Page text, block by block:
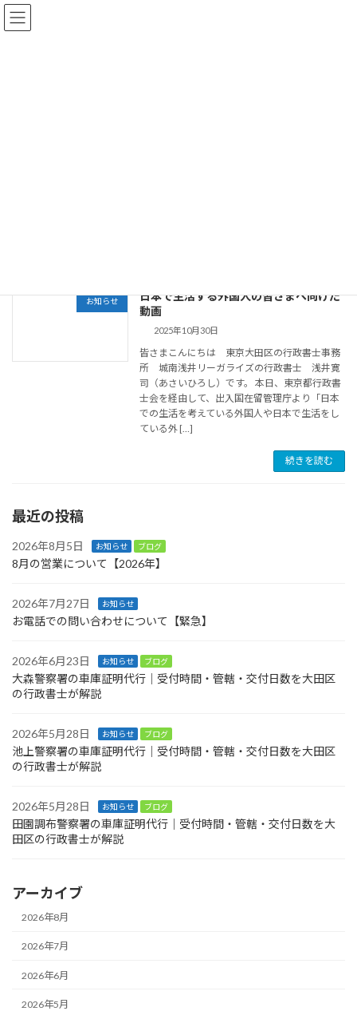
コ
ン
ナ
ビ
お知らせ
日本で生活する外国人の皆さまへ向けた
動画
2025年10月30日
皆さまこんにちは 東京大田区の行政書士事務
所 城南浅井リーガライズの行政書士 浅井寛
司（あさいひろし）です。 本日、東京都行政書
士会を経由して、出入国在留管理庁より「日本
での生活を考えている外国人や日本で生活をし
ている外 […]
続きを読む
最近の投稿
2026年8月5日 お知らせ ブログ
8月の営業について【2026年】
2026年7月27日 お知らせ
お電話での問い合わせについて【緊急】
2026年6月23日 お知らせ ブログ
大森警察署の車庫証明代行｜受付時間・管轄・交付日数を大田区
の行政書士が解説
2026年5月28日 お知らせ ブログ
池上警察署の車庫証明代行｜受付時間・管轄・交付日数を大田区
の行政書士が解説
2026年5月28日 お知らせ ブログ
田園調布警察署の車庫証明代行｜受付時間・管轄・交付日数を大
田区の行政書士が解説
アーカイブ
2026年8月
2026年7月
2026年6月
2026年5月